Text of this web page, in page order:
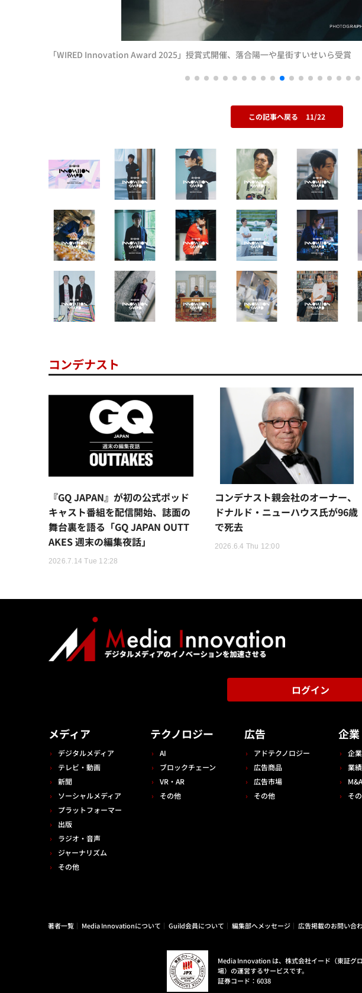
「WIRED Innovation Award 2025」授賞式開催、落合陽一や星街すいせいら受賞
この記事へ戻る 11/22
コンデナスト
『GQ JAPAN』が初の公式ポッド
キャスト番組を配信開始、誌面の
舞台裏を語る「GQ JAPAN OUTT
AKES 週末の編集夜話」
2026.7.14 Tue 12:28
コンデナスト親会社のオーナー、
ドナルド・ニューハウス氏が96歳
で死去
2026.6.4 Thu 12:00
ログイン
メディア
デジタルメディア
テレビ・動画
新聞
ソーシャルメディア
プラットフォーマー
出版
ラジオ・音声
ジャーナリズム
その他
テクノロジー
AI
ブロックチェーン
VR・AR
その他
広告
アドテクノロジー
広告商品
広告市場
その他
企業
企
業績
M&A
そ
著者一覧 Media Innovationについて Guild会員について 編集部へメッセージ 広告掲載のお問い合
Media Innovation は、株式会社イード（東証グ
場）の運営するサービスです。
証券コード：6038